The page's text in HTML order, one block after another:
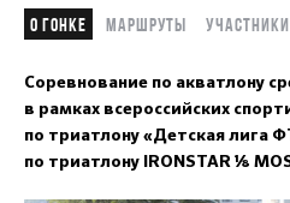
О гонке Маршруты Участники
Соревнование по акватлону
в рамках всероссийских
по триатлону «Детская лига
по триатлону IRONSTAR ⅛